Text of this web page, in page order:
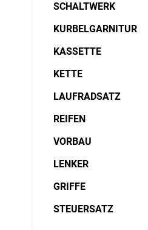
SCHALTWERK
KURBELGARNITUR
KASSETTE
KETTE
LAUFRADSATZ
REIFEN
VORBAU
LENKER
GRIFFE
STEUERSATZ